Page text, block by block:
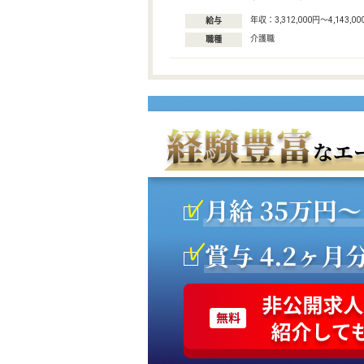
給与 年収：3,312,000円〜
職種 介護職